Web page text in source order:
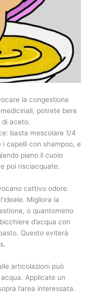
la congestione
potrete bere
di aceto.
basta mescolare 1/4
capelli con shampoo, e
piano il cuoio
poi risciacquate.
cattivo odore.
Migliora la
o quantomeno
d’acqua con
Questo eviterà
articolazioni può
Applicate un
l’area interessata.